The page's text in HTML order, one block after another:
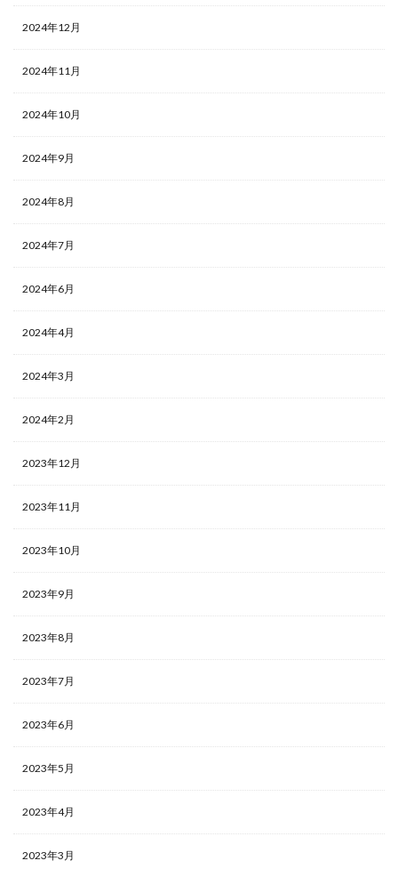
2024年12月
2024年11月
2024年10月
2024年9月
2024年8月
2024年7月
2024年6月
2024年4月
2024年3月
2024年2月
2023年12月
2023年11月
2023年10月
2023年9月
2023年8月
2023年7月
2023年6月
2023年5月
2023年4月
2023年3月